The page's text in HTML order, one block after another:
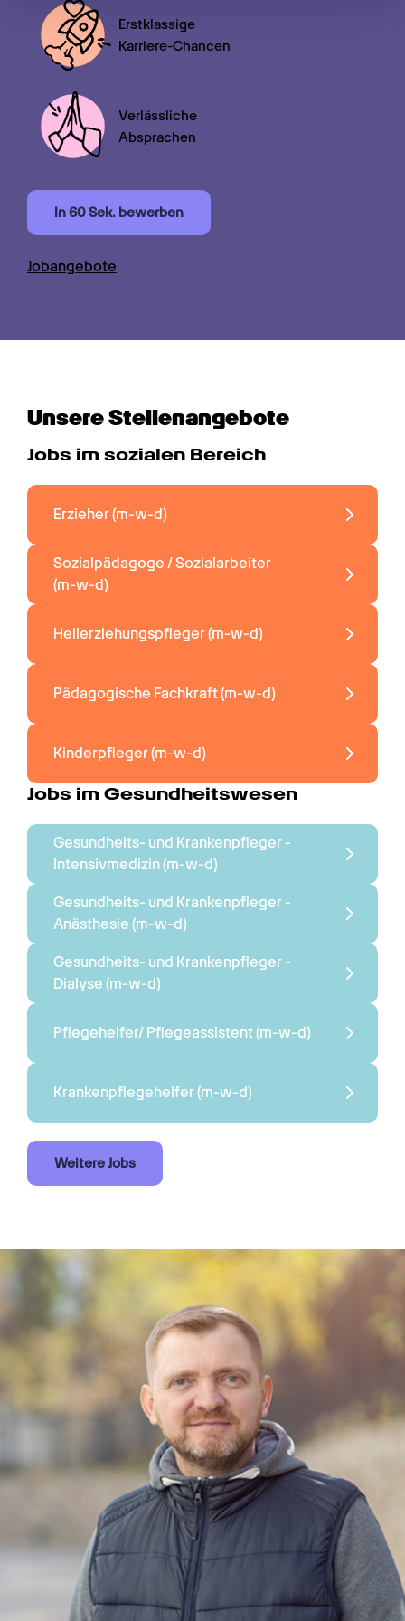
gesammelt haben.
Erstklassige
Karriere-Chancen
Verlässliche
Absprachen
In 60 Sek. bewerben
Jobangebote
Unsere Stellenangebote
Jobs im sozialen Bereich
Erzieher (m-w-d)
(m-w-d)
Heilerziehungspfleger (m-w-d)
Pädagogische Fachkraft (m-w-d)
Kinderpfleger (m-w-d)
Jobs im Gesundheitswesen
Gesundheits- und Krankenpfleger -
Intensivmedizin (m-w-d)
Gesundheits- und Krankenpfleger -
Anästhesie (m-w-d)
Gesundheits- und Krankenpfleger -
Dialyse (m-w-d)
Pflegehelfer/ Pflegeassistent (m-w-d)
Krankenpflegehelfer (m-w-d)
Weitere Jobs